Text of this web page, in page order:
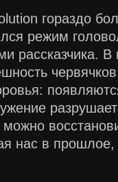
гораздо
режим
рассказчика.
можно
нас в